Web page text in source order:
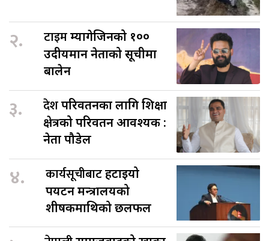
२. टाइमम्यागेजिनको १००
उदीयमान नेताको सूचीमा
बालेन
३. देशपरिवर्तनका लागि शिक्षा
क्षेत्रको परिवर्तन आवश्यक :
नेता पौडेल
४. कार्यसूचीबाटहटाइयो
पर्यटन मन्त्रालयको
शीर्षकमाथिको छलफल